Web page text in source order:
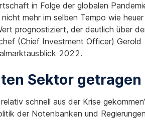
in Folge der globalen
mehr im selben Tempo wie heuer
prognostiziert, der deutlich über
(Chief Investment Officer) Gerold
2022.
Sektor getragen
schnell aus der Krise
der Notenbanken und Regierungen